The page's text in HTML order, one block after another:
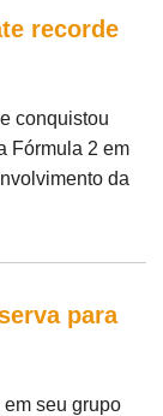
recorde
conquistou
Fórmula 2 em
da
para
seu grupo